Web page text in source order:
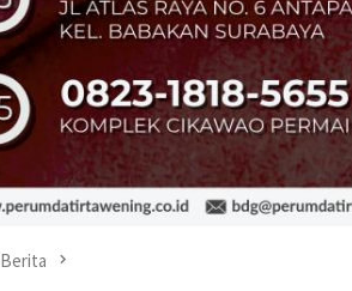
Berita